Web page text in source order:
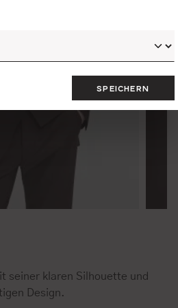
seiner klaren Silhouette und
Design.
SPEICHERN